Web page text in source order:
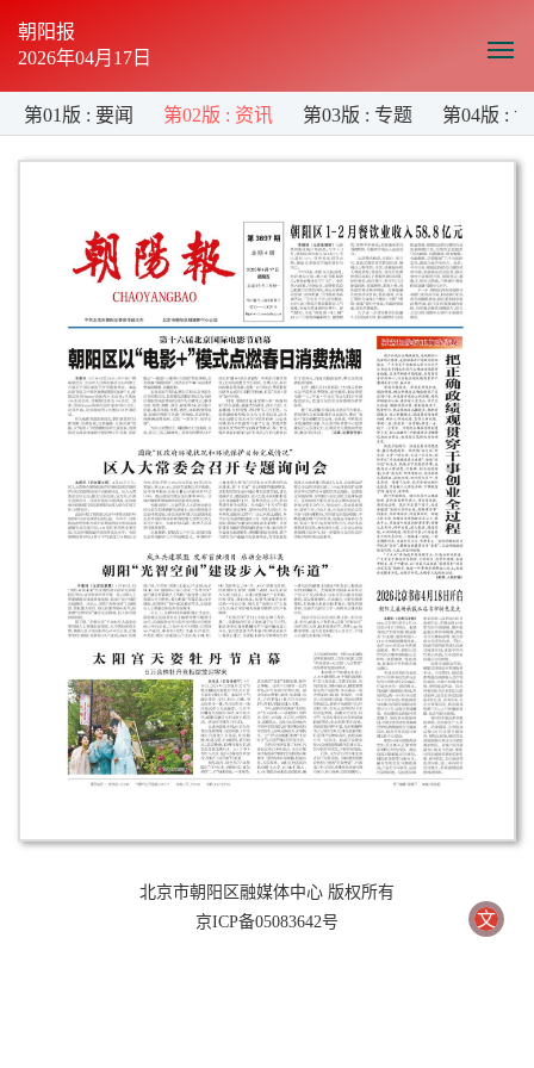
朝阳报
2026年04月17日
显
与
隐
藏
第01版 : 要闻 第02版 : 资讯 第03版 : 专题 第04版 :
北京市朝阳区融媒体中心 版权所有
京ICP备05083642号
文